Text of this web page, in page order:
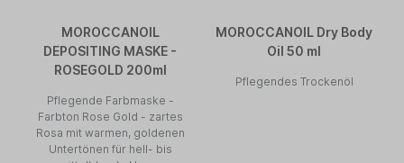
MOROCCANOIL
DEPOSITING MASKE -
ROSEGOLD 200ml
Pflegende Farbmaske -
Farbton Rose Gold - zartes
Rosa mit warmen, goldenen
Untertönen für hell- bis
MOROCCANOIL Dry Body
Oil 50 ml
Pflegendes Trockenöl